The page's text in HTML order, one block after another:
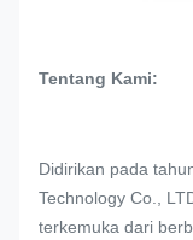
Tentang Kami:
Didirikan pada
Technology Co.,
terkemuka dari